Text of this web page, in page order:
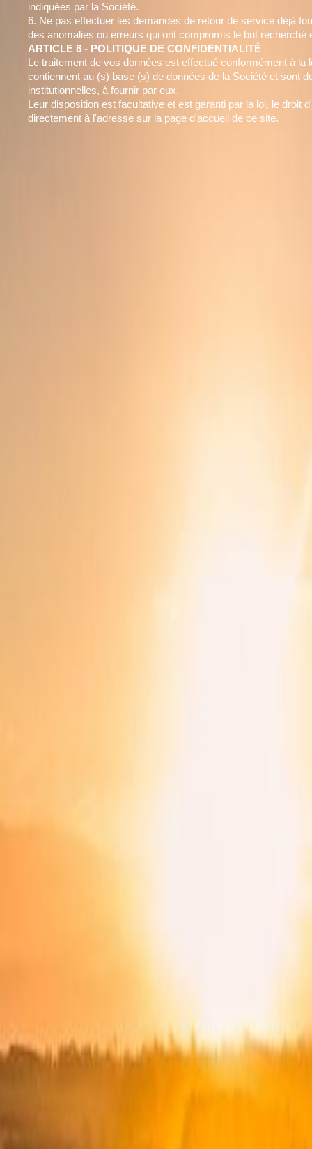
indiquées par la Société.
6. Ne pas effectuer les demandes de retour de service déjà
des anomalies ou erreurs qui ont compromis le but
ARTICLE 8 - POLITIQUE DE CONFIDENTIALITÉ
Le traitement de vos données est effectué conformément à
contiennent au (s) base (s) de données de la Société et sont
institutionnelles, à fournir par eux.
Leur disposition est facultative et est garanti par la loi, le
directement à l'adresse sur la page d'accueil de ce site.